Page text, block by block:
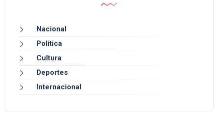
Nacional
Política
Cultura
Deportes
Internacional